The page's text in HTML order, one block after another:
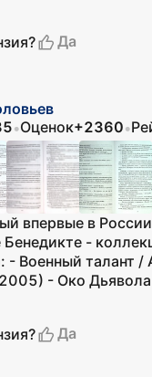
Да
•Оценок+2360•
впервые в
-
- Военный талант
- Око
Да